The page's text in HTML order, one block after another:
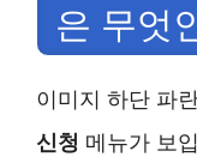
은 무엇
이미지 하단 파
신청 메뉴가 보